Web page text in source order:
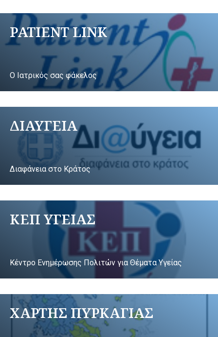
PATIENT LINK
Ο Ιατρικός σας φάκελος
ΔΙΑΥΓΕΙΑ
Διαφάνεια στο Κράτος
ΚΕΠ ΥΓΕΙΑΣ
Κέντρο Ενημέρωσης Πολιτών για Θέματα Υγείας
ΧΑΡΤΗΣ ΠΥΡΚΑΓΙΑΣ